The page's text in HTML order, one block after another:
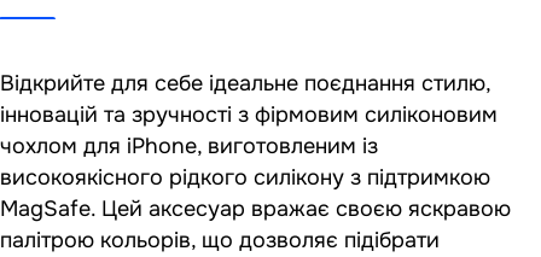
Відкрийте для себе ідеальне поєднання стилю,
інновацій та зручності з фірмовим силіконовим
чохлом для iPhone, виготовленим із
високоякісного рідкого силікону з підтримкою
MagSafe. Цей аксесуар вражає своєю яскравою
палітрою кольорів, що дозволяє підібрати